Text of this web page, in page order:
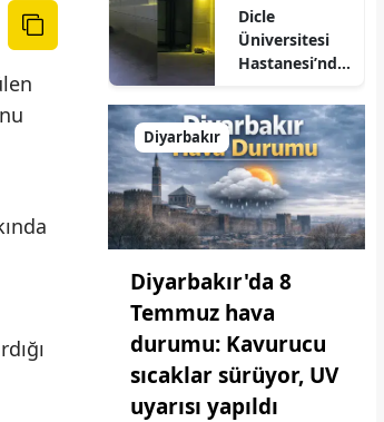
yüzler güldü
Dicle
Üniversitesi
Hastanesi’nde
anlar: Şifa
arayanlar
köpek
sürülerinin
arasında kaldı
Diyarbakır
Diyarbakır'da 8
Temmuz hava
durumu: Kavurucu
sıcaklar sürüyor, UV
uyarısı yapıldı